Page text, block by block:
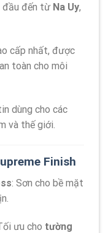
đầu đến từ Na Uy,
cấp nhất, được
toàn cho môi
dùng cho các
và thế giới.
Finish
: Sơn cho bề mặt
ưu cho tường